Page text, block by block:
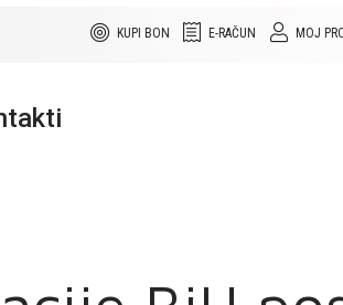
MOJ
E-RAČUN
KUPI BON